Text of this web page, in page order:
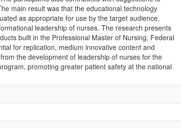
main result was that the educational technology
as appropriate for use by the target audience,
leadership of nurses. The research presents
built in the Professional Master of Nursing, Federal
for replication, medium innovative content and
the development of leadership of nurses for the
promoting greater patient safety at the national